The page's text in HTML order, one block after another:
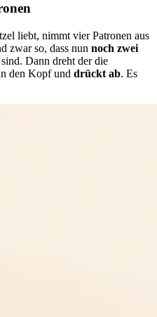
liebt, nimmt vier Patronen aus
zwar so, dass nun noch zwei
sind. Dann dreht der die
den Kopf und drückt ab. Es